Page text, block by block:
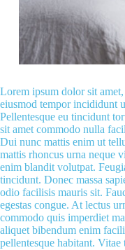
Lorem ipsum dolor sit
eiusmod tempor incididunt
Pellentesque eu tincidunt
sit amet commodo nulla
Dui nunc mattis enim ut
mattis rhoncus urna neque
enim blandit volutpat.
tincidunt. Donec massa
odio facilisis mauris sit.
egestas congue. At lectus
commodo quis imperdiet
aliquet bibendum enim
pellentesque habitant. Vitae